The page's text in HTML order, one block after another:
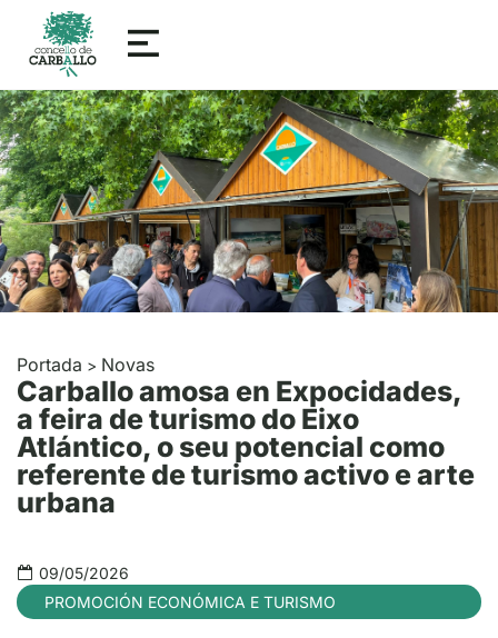
Portada > Novas
Carballo amosa en Expocidades,
a feira de turismo do Eixo
Atlántico, o seu potencial como
referente de turismo activo e arte
urbana
09/05/2026
PROMOCIÓN ECONÓMICA E TURISMO